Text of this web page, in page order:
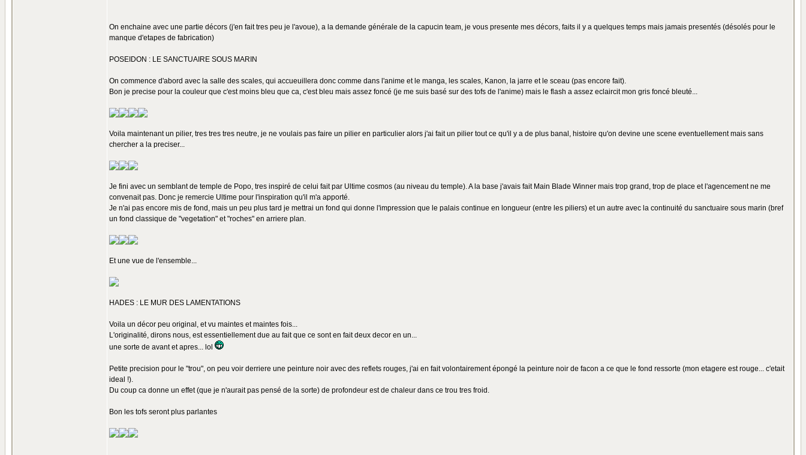
On enchaine avec une partie décors (j'en fait tres peu je l'avoue), a la demande générale de la capucin team, je vous presente mes décors, faits il y a quelques temps mais jamais presentés (désolés pour le
manque d'etapes de fabrication)
POSEIDON : LE SANCTUAIRE SOUS MARIN
On commence d'abord avec la salle des scales, qui accueuillera donc comme dans l'anime et le manga, les scales, Kanon, la jarre et le sceau (pas encore fait).
Bon je precise pour la couleur que c'est moins bleu que ca, c'est bleu mais assez foncé (je me suis basé sur des tofs de l'anime) mais le flash a assez eclaircit mon gris foncé bleuté...
Voila maintenant un pilier, tres tres tres neutre, je ne voulais pas faire un pilier en particulier alors j'ai fait un pilier tout ce qu'il y a de plus banal, histoire qu'on devine une scene eventuellement mais sans
chercher a la preciser...
Je fini avec un semblant de temple de Popo, tres inspiré de celui fait par Ultime cosmos (au niveau du temple). A la base j'avais fait Main Blade Winner mais trop grand, trop de place et l'agencement ne me
convenait pas. Donc je remercie Ultime pour l'inspiration qu'il m'a apporté.
Je n'ai pas encore mis de fond, mais un peu plus tard je mettrai un fond qui donne l'impression que le palais continue en longueur (entre les piliers) et un autre avec la continuité du sanctuaire sous marin (bref
un fond classique de "vegetation" et "roches" en arriere plan.
Et une vue de l'ensemble...
HADES : LE MUR DES LAMENTATIONS
Voila un décor peu original, et vu maintes et maintes fois...
L'originalité, dirons nous, est essentiellement due au fait que ce sont en fait deux decor en un...
une sorte de avant et apres... lol
Petite precision pour le "trou", on peu voir derriere une peinture noir avec des reflets rouges, j'ai en fait volontairement épongé la peinture noir de facon a ce que le fond ressorte (mon etagere est rouge... c'etait
ideal !).
Du coup ca donne un effet (que je n'aurait pas pensé de la sorte) de profondeur est de chaleur dans ce trou tres froid.
Bon les tofs seront plus parlantes